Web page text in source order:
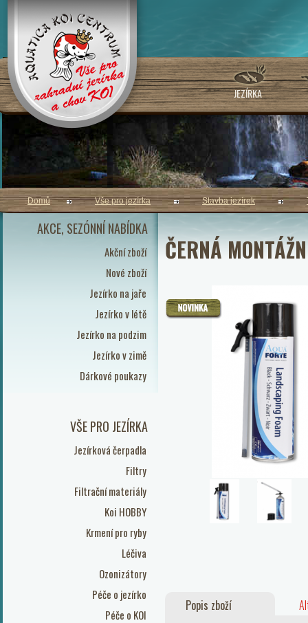
JEZÍRKA
AKCE, SEZÓNNÍ NABÍDKA
Akční zboží
Nové zboží
Jezírko na jaře
Jezírko v létě
Jezírko na podzim
Jezírko v zimě
Dárkové poukazy
VŠE PRO JEZÍRKA
Jezírková čerpadla
Filtry
Filtrační materiály
Koi HOBBY
Krmení pro ryby
Léčiva
Ozonizátory
Péče o jezírko
Péče o KOI
Domů Vše pro jezírka Stavba jezírek
ČERNÁ
Popis zboží